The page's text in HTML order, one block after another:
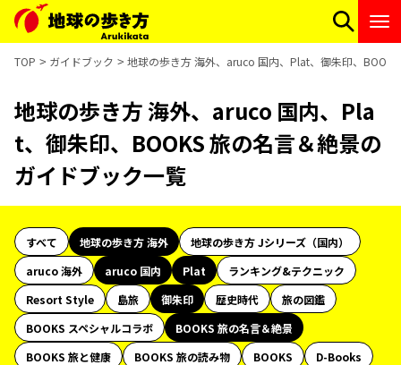
TOP ガイドブック 地球の歩き方 海外、aruco 国内、Plat、御朱印、
地球の歩き方 海外、aruco 国内、Pla
t、御朱印、BOOKS 旅の名言＆絶景の
ガイドブック一覧
すべて 地球の歩き方 海外
地球の歩き方 Jシリーズ（国内）
aruco 海外
aruco 国内 Plat
ランキング&テクニック
Resort Style
島旅 御朱印 歴史時代
旅の図鑑
BOOKS スペシャルコラボ
BOOKS 旅の名言＆絶景
BOOKS 旅と健康
BOOKS 旅の読み物 BOOKS
D-Books